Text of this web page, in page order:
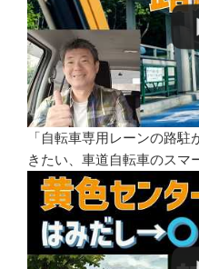
「自転車専用レーンの路
きたい、車道自転車のスマ